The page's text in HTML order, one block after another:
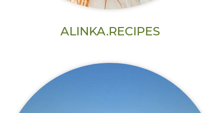
ALINKA.RECIPES